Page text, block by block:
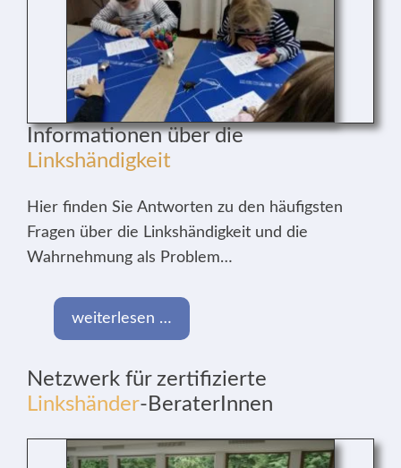
Informationen über die
Linkshändigkeit
Hier finden Sie Antworten zu den häufigsten
Fragen über die Linkshändigkeit und die
Wahrnehmung als Problem…
weiterlesen …
Netzwerk für zertifizierte
Linkshänder-BeraterInnen